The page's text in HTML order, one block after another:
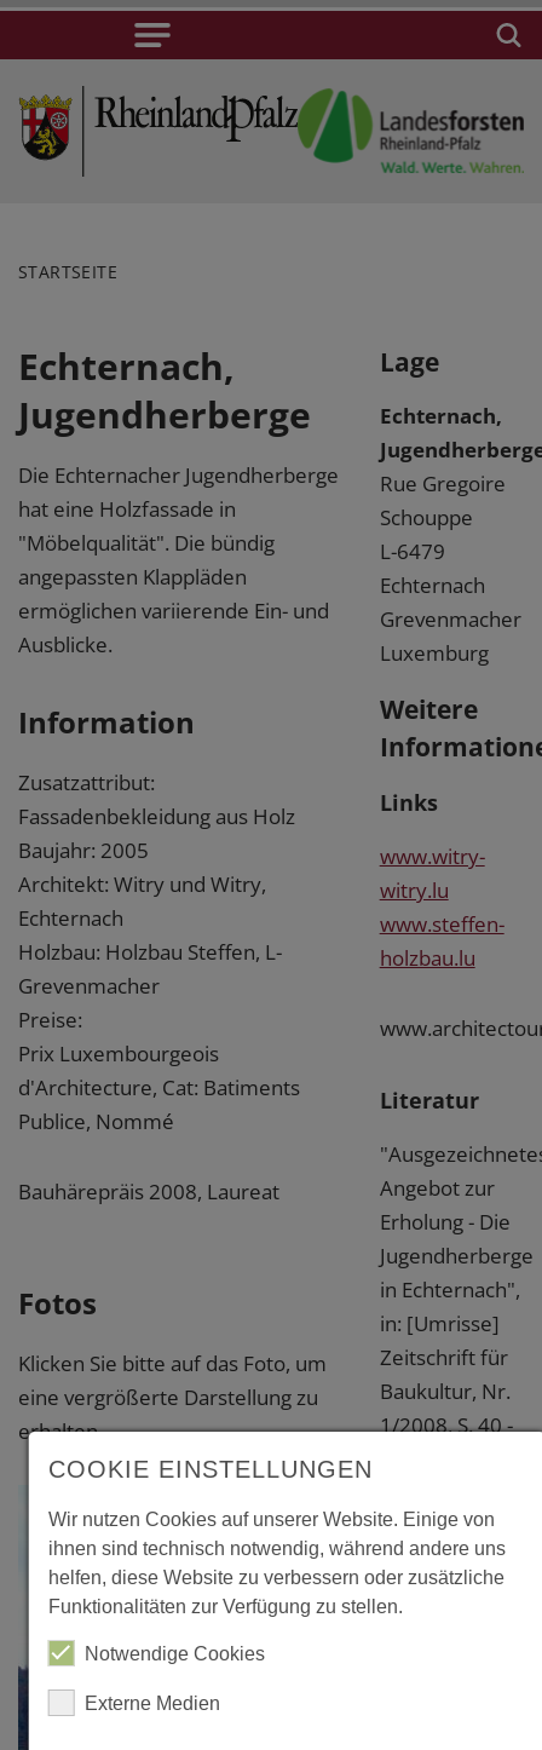
STARTSEITE
Echternach,
Jugendherberge
Die Echternacher Jugendherberge
hat eine Holzfassade in
"Möbelqualität". Die bündig
angepassten Klappläden
ermöglichen variierende Ein- und
Ausblicke.
Information
Zusatzattribut:
Fassadenbekleidung aus Holz
Baujahr: 2005
Architekt: Witry und Witry,
Echternach
Holzbau: Holzbau Steffen, L-
Grevenmacher
Preise:
Prix Luxembourgeois
d'Architecture, Cat: Batiments
Publice, Nommé
Bauhärepräis 2008, Laureat
Fotos
Klicken Sie bitte auf das Foto, um
eine vergrößerte Darstellung zu
erhalten.
Lage
Echternach,
Rue Gregoire
Schouppe
L-6479
Echternach
Grevenmacher
Luxemburg
Weitere
Links
www.witry-
witry.lu
www.steffen-
holzbau.lu
Literatur
Angebot zur
Erholung - Die
Jugendherberge
in Echternach",
in: [Umrisse]
Zeitschrift für
Baukultur, Nr.
1/2008, S. 40 -
Das Projekt ist
enthalten in
dem Führer
COOKIE EINSTELLUNGEN
Wir nutzen Cookies auf unserer Website. Einige von
ihnen sind technisch notwendig, während andere uns
helfen, diese Website zu verbessern oder zusätzliche
Funktionalitäten zur Verfügung zu stellen.
Notwendige Cookies
Externe Medien